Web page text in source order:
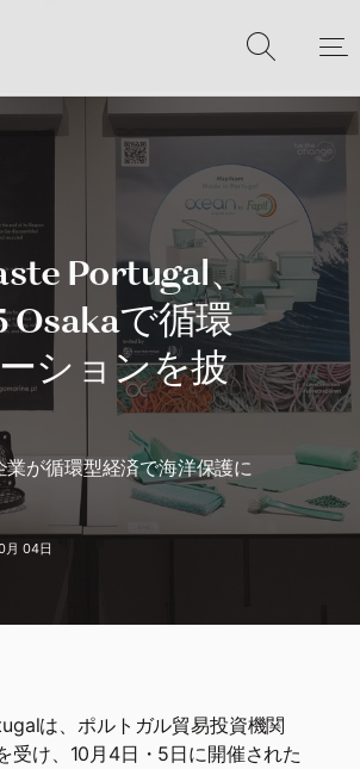
Portugal、
Osakaで循環
ションを披
が循環型経済で海洋保護に
月 04日
は、ポルトガル貿易投資機関
受け、10月4日・5日に開催された